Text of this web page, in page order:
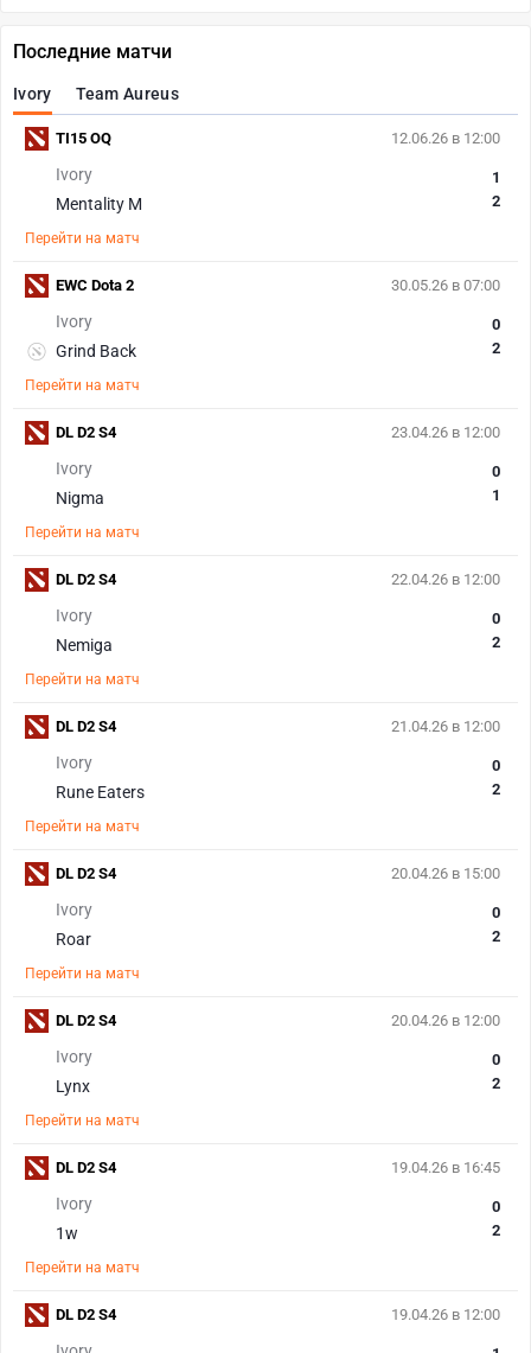
Последние матчи
Ivory Team Aureus
12.06.26 в 12:00
Ivory
Mentality M
1
2
Перейти на матч
TI15 OQ
30.05.26 в 07:00
Ivory
Grind Back
0
2
Перейти на матч
EWC Dota 2
23.04.26 в 12:00
Ivory
Nigma
0
1
Перейти на матч
DL D2 S4
22.04.26 в 12:00
Ivory
Nemiga
0
2
Перейти на матч
DL D2 S4
21.04.26 в 12:00
Ivory
Rune Eaters
0
2
Перейти на матч
DL D2 S4
20.04.26 в 15:00
Ivory
Roar
0
2
Перейти на матч
DL D2 S4
20.04.26 в 12:00
Ivory
Lynx
0
2
Перейти на матч
DL D2 S4
19.04.26 в 16:45
Ivory
1w
0
2
Перейти на матч
DL D2 S4
19.04.26 в 12:00
DL D2 S4